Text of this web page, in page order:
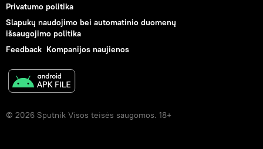
Privatumo politika
Slapukų naudojimo bei automatinio duomenų
išsaugojimo politika
Feedback Kompanijos naujienos
© 2026 Sputnik Visos teisės saugomos. 18+